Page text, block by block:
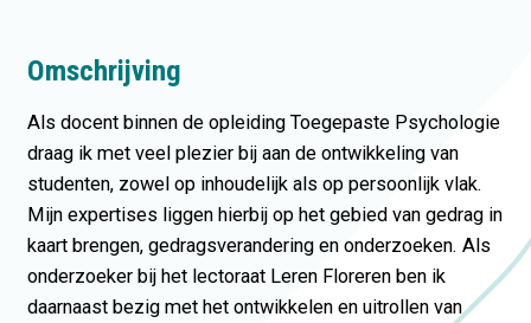
Omschrijving
Als docent binnen de opleiding Toegepaste Psychologie
draag ik met veel plezier bij aan de ontwikkeling van
studenten, zowel op inhoudelijk als op persoonlijk vlak.
Mijn expertises liggen hierbij op het gebied van gedrag in
kaart brengen, gedragsverandering en onderzoeken. Als
onderzoeker bij het lectoraat Leren Floreren ben ik
daarnaast bezig met het ontwikkelen en uitrollen van